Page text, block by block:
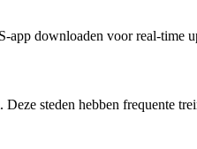
app downloaden voor real-time
steden hebben frequente